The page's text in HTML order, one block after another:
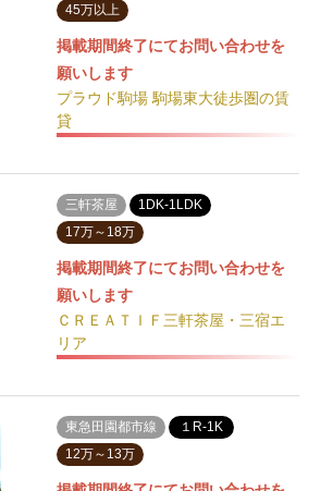
45万以上
掲載期間終了にてお問い合わせを
願いします
プラウド駒場 駒場東大徒歩圏の賃
貸
三軒茶屋
1DK-1LDK
17万～18万
掲載期間終了にてお問い合わせを
願いします
ＣＲＥＡＴＩＦ三軒茶屋・三宿エ
リア
東急田園都市線
１R-1K
12万～13万